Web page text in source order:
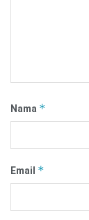
Nama *
Email *